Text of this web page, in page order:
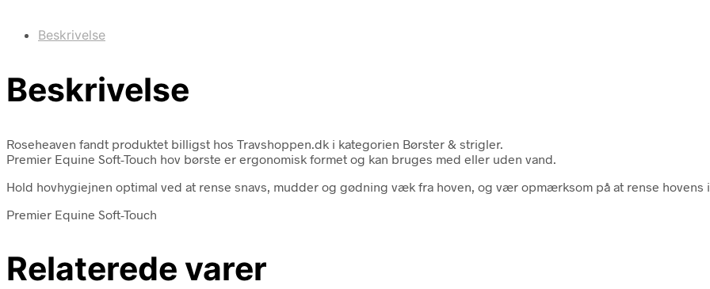
Beskrivelse
Beskrivelse
Roseheaven fandt produktet billigst hos Travshoppen.dk i kategorien Børster & strigler.
Premier Equine Soft-Touch hov børste er ergonomisk formet og kan bruges med eller uden vand.
Hold hovhygiejnen optimal ved at rense snavs, mudder og gødning væk fra hoven, og vær opmærksom på at rense hovens
Premier Equine Soft-Touch
Relaterede varer